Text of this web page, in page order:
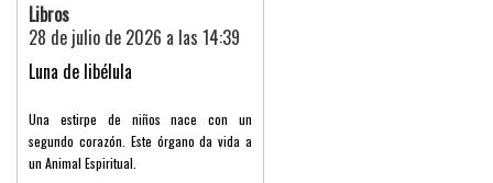
Libros
28 de julio de 2026 a las 14:39
Luna de libélula
Una estirpe de niños nace con un
segundo corazón. Este órgano da vida a
un Animal Espiritual.